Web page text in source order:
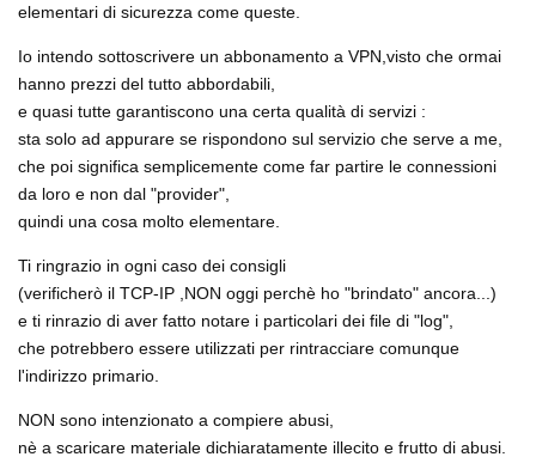
elementari di sicurezza come queste.
Io intendo sottoscrivere un abbonamento a VPN,visto che ormai
hanno prezzi del tutto abbordabili,
e quasi tutte garantiscono una certa qualità di servizi :
sta solo ad appurare se rispondono sul servizio che serve a me,
che poi significa semplicemente come far partire le connessioni
da loro e non dal "provider",
quindi una cosa molto elementare.
Ti ringrazio in ogni caso dei consigli
(verificherò il TCP-IP ,NON oggi perchè ho "brindato" ancora...)
e ti rinrazio di aver fatto notare i particolari dei file di "log",
che potrebbero essere utilizzati per rintracciare comunque
l'indirizzo primario.
NON sono intenzionato a compiere abusi,
nè a scaricare materiale dichiaratamente illecito e frutto di abusi.